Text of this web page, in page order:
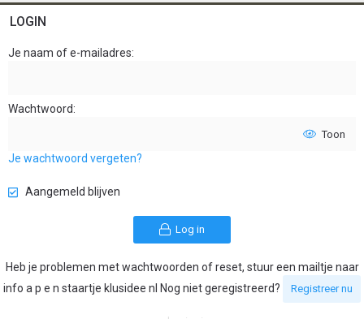
LOGIN
Je naam of e-mailadres
Wachtwoord
Toon
Je wachtwoord vergeten?
Aangemeld blijven
Log in
Heb je problemen met wachtwoorden of reset, stuur een mailtje naar
info a p e n staartje klusidee nl Nog niet geregistreerd?
Registreer nu